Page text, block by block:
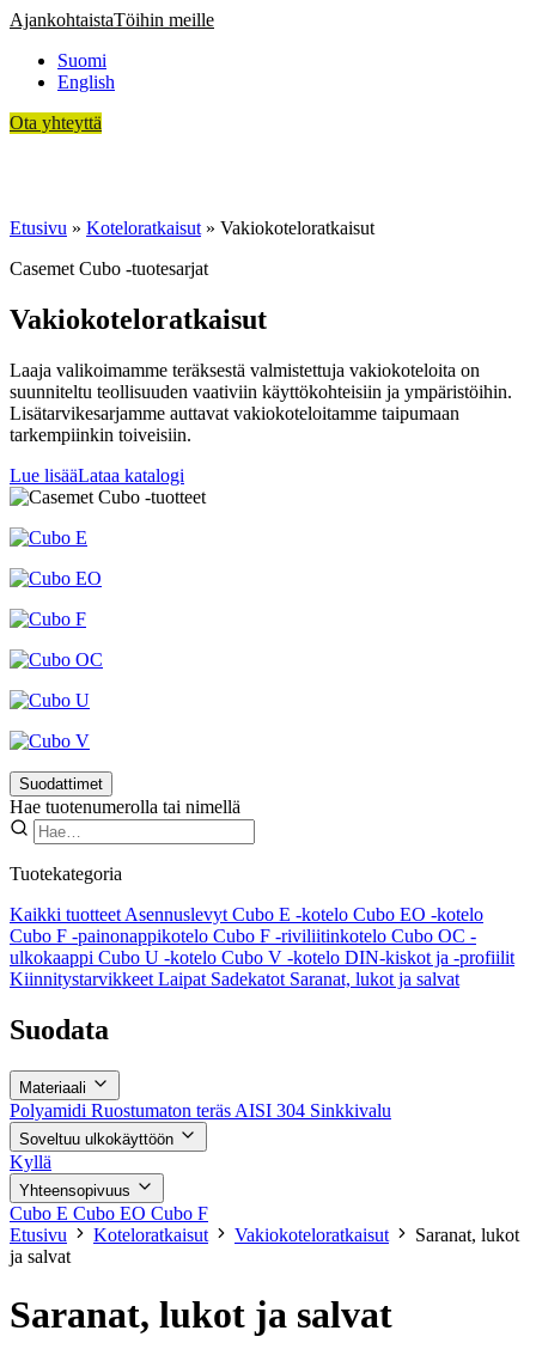
Siirry
AjankohtaistaTöihin meille
Suomi
English
Ota yhteyttä
Etusivu » Koteloratkaisut » Vakiokoteloratkaisut
Casemet Cubo -tuotesarjat
Vakiokoteloratkaisut
Laaja valikoimamme teräksestä valmistettuja vakiokoteloita on
suunniteltu teollisuuden vaativiin käyttökohteisiin ja ympäristöihin.
Lisätarvikesarjamme auttavat vakiokoteloitamme taipumaan
tarkempiinkin toiveisiin.
Lue lisääLataa katalogi
Suodattimet
Hae tuotenumerolla tai nimellä
Tuotekategoria
Kaikki tuotteet Asennuslevyt Cubo E -kotelo Cubo EO -kotelo
Cubo F -painonappikotelo Cubo F -riviliitinkotelo Cubo OC -
ulkokaappi Cubo U -kotelo Cubo V -kotelo DIN-kiskot ja -profiilit
Kiinnitystarvikkeet Laipat Sadekatot Saranat, lukot ja salvat
Suodata
Materiaali
Polyamidi Ruostumaton teräs AISI 304 Sinkkivalu
Soveltuu ulkokäyttöön
Kyllä
Yhteensopivuus
Cubo E Cubo EO Cubo F
Etusivu
Koteloratkaisut Vakiokoteloratkaisut
Saranat, lukot
ja salvat
Saranat, lukot ja salvat